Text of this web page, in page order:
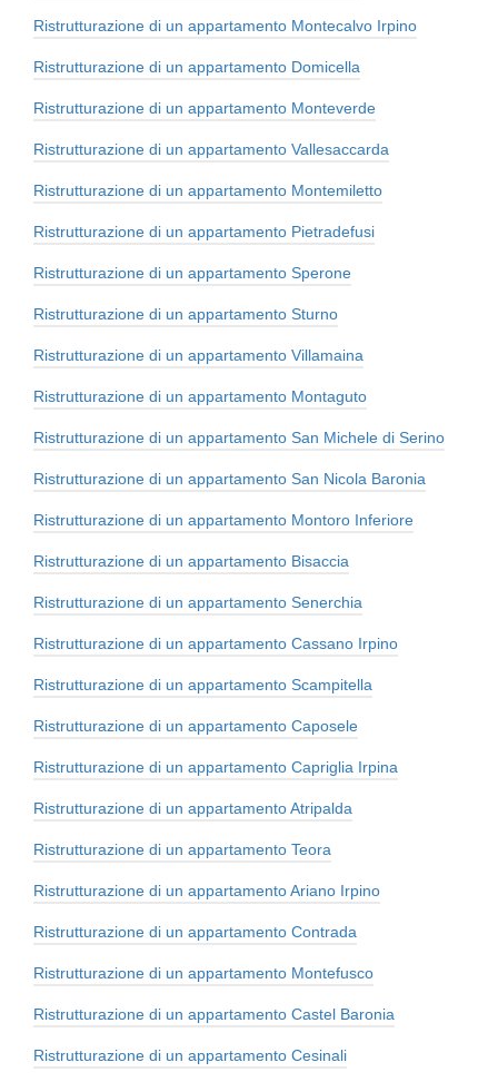
Ristrutturazione di un appartamento Montecalvo Irpino
Ristrutturazione di un appartamento Domicella
Ristrutturazione di un appartamento Monteverde
Ristrutturazione di un appartamento Vallesaccarda
Ristrutturazione di un appartamento Montemiletto
Ristrutturazione di un appartamento Pietradefusi
Ristrutturazione di un appartamento Sperone
Ristrutturazione di un appartamento Sturno
Ristrutturazione di un appartamento Villamaina
Ristrutturazione di un appartamento Montaguto
Ristrutturazione di un appartamento San Michele di Serino
Ristrutturazione di un appartamento San Nicola Baronia
Ristrutturazione di un appartamento Montoro Inferiore
Ristrutturazione di un appartamento Bisaccia
Ristrutturazione di un appartamento Senerchia
Ristrutturazione di un appartamento Cassano Irpino
Ristrutturazione di un appartamento Scampitella
Ristrutturazione di un appartamento Caposele
Ristrutturazione di un appartamento Capriglia Irpina
Ristrutturazione di un appartamento Atripalda
Ristrutturazione di un appartamento Teora
Ristrutturazione di un appartamento Ariano Irpino
Ristrutturazione di un appartamento Contrada
Ristrutturazione di un appartamento Montefusco
Ristrutturazione di un appartamento Castel Baronia
Ristrutturazione di un appartamento Cesinali